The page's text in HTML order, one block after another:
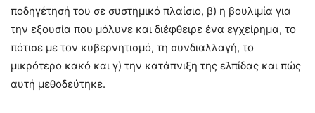
ποδηγέτησή του σε συστημικό πλαίσιο, β) η βουλιμία για
την εξουσία που μόλυνε και διέφθειρε ένα εγχείρημα, το
πότισε με τον κυβερνητισμό, τη συνδιαλλαγή, το
μικρότερο κακό και γ) την κατάπνιξη της ελπίδας και πώς
αυτή μεθοδεύτηκε.